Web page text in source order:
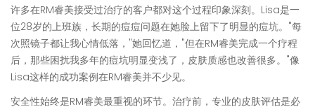
许多在RM睿美接受过治疗的客户都对这个过程印象深刻。Lisa是一
位28岁的上班族，长期的痘痘问题在她脸上留下了明显的痘坑。"每
次照镜子都让我心情低落，"她回忆道，"但在RM睿美完成一个疗程
后，那些困扰我多年的痘坑明显变浅了，皮肤质感也改善很多。"像
Lisa这样的成功案例在RM睿美并不少见。
安全性始终是RM睿美最重视的环节。治疗前，专业的皮肤评估是必